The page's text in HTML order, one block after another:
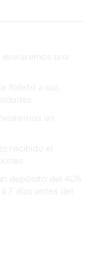
enviaremos una
folleto a sus
un
recibido el
depósito del 40%
7 días antes del